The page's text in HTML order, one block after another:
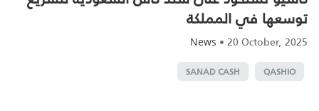
توسعها في المملكة
News •20 October, 2025
QASHIO
SANAD CASH